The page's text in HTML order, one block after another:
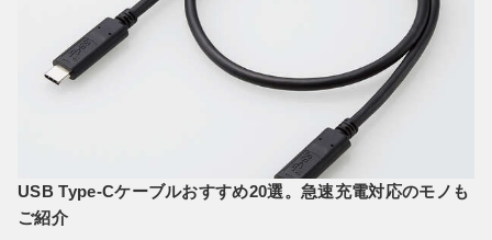
USB Type-Cケーブルおすすめ20選。急速充電対応のモノも
ご紹介